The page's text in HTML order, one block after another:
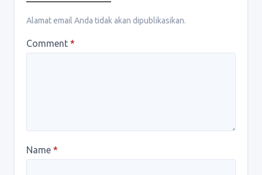
Alamat email Anda tidak akan dipublikasikan.
Comment *
Name *